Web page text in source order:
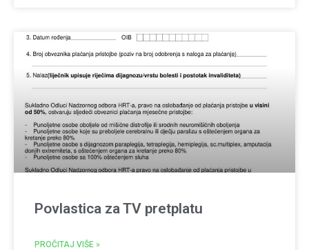
Povlastica za TV pretplatu
PROČITAJ VIŠE »